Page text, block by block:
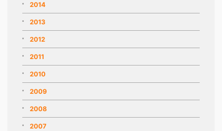
2014
2013
2012
2011
2010
2009
2008
2007